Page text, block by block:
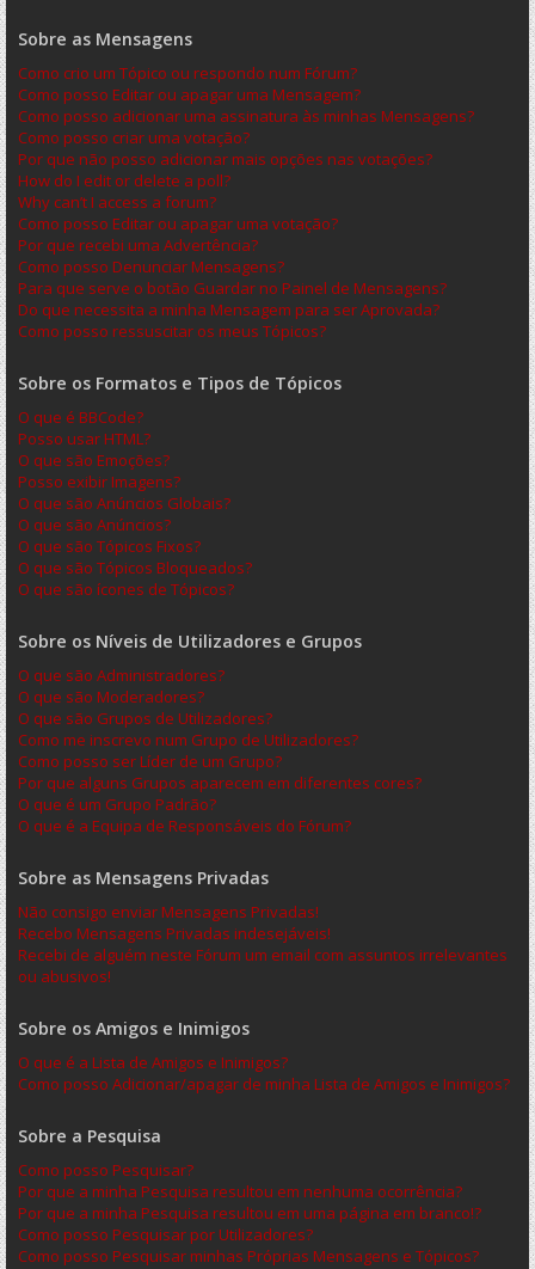
Sobre as Mensagens
Como crio um Tópico ou respondo num Fórum?
Como posso Editar ou apagar uma Mensagem?
Como posso adicionar uma assinatura às minhas Mensagens?
Como posso criar uma votação?
Por que não posso adicionar mais opções nas votações?
How do I edit or delete a poll?
Why can’t I access a forum?
Como posso Editar ou apagar uma votação?
Por que recebi uma Advertência?
Como posso Denunciar Mensagens?
Para que serve o botão Guardar no Painel de Mensagens?
Do que necessita a minha Mensagem para ser Aprovada?
Como posso ressuscitar os meus Tópicos?
Sobre os Formatos e Tipos de Tópicos
O que é BBCode?
Posso usar HTML?
O que são Emoções?
Posso exibir Imagens?
O que são Anúncios Globais?
O que são Anúncios?
O que são Tópicos Fixos?
O que são Tópicos Bloqueados?
O que são ícones de Tópicos?
Sobre os Níveis de Utilizadores e Grupos
O que são Administradores?
O que são Moderadores?
O que são Grupos de Utilizadores?
Como me inscrevo num Grupo de Utilizadores?
Como posso ser Líder de um Grupo?
Por que alguns Grupos aparecem em diferentes cores?
O que é um Grupo Padrão?
O que é a Equipa de Responsáveis do Fórum?
Sobre as Mensagens Privadas
Não consigo enviar Mensagens Privadas!
Recebo Mensagens Privadas indesejáveis!
Recebi de alguém neste Fórum um email com assuntos irrelevantes
ou abusivos!
Sobre os Amigos e Inimigos
O que é a Lista de Amigos e Inimigos?
Como posso Adicionar/apagar de minha Lista de Amigos e Inimigos?
Sobre a Pesquisa
Como posso Pesquisar?
Por que a minha Pesquisa resultou em nenhuma ocorrência?
Por que a minha Pesquisa resultou em uma página em branco!?
Como posso Pesquisar por Utilizadores?
Como posso Pesquisar minhas Próprias Mensagens e Tópicos?